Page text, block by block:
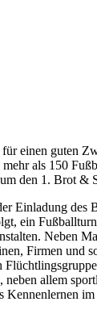
einen guten
als 150
den 1. Brot &
Einladung des
ein
Neben
Firmen und
neben allem
Kennenlernen